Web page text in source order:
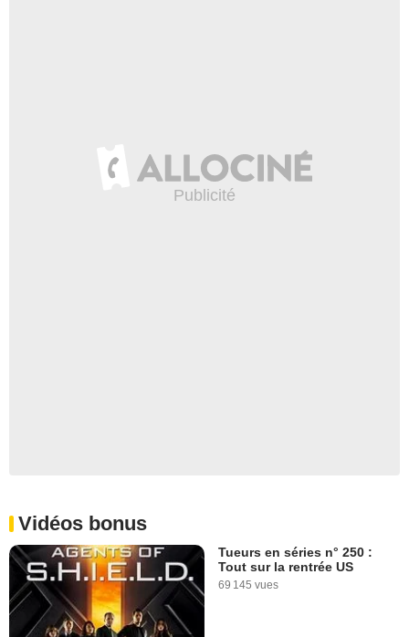
Vidéos bonus
Tueurs en séries n° 250 :
Tout sur la rentrée US
69 145 vues